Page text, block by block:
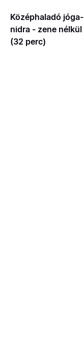
Középhaladó jóga-
nidra - zene nélkül
(32 perc)